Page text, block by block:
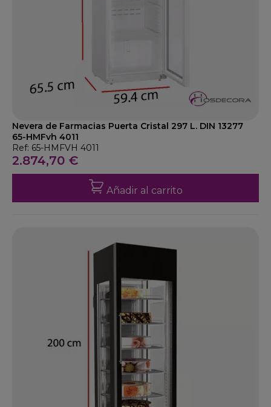
Nevera de Farmacias Puerta Cristal 297 L. DIN 13277
65-HMFvh 4011
Ref: 65-HMFVH 4011
2.874,70 €
Añadir al carrito